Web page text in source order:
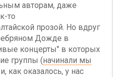
авторам, даже
то
прозой. Но вдруг
Дожде в
концерты" в которых
группы (начинали мы
как оказалось, у нас